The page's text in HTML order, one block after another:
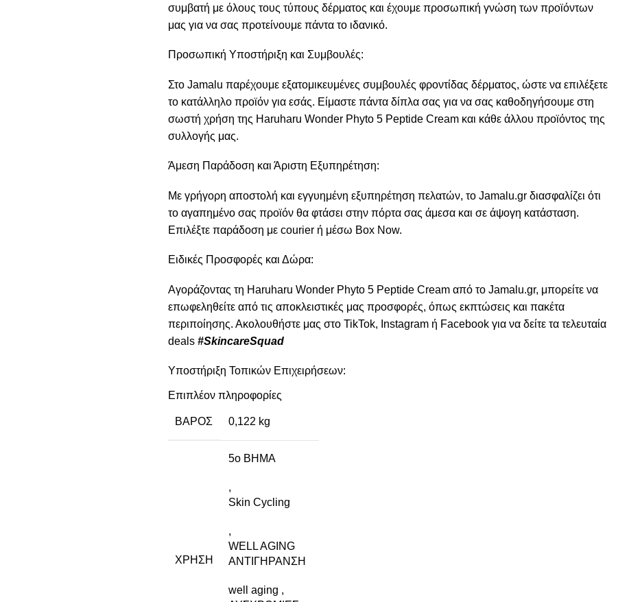
συμβατή με όλους τους τύπους δέρματος και έχουμε προσωπική γνώση των προϊόντων
μας για να σας προτείνουμε πάντα το ιδανικό.
Προσωπική Υποστήριξη και Συμβουλές:
Στο Jamalu παρέχουμε εξατομικευμένες συμβουλές φροντίδας δέρματος, ώστε να επιλέξετε
το κατάλληλο προϊόν για εσάς. Είμαστε πάντα δίπλα σας για να σας καθοδηγήσουμε στη
σωστή χρήση της Haruharu Wonder Phyto 5 Peptide Cream και κάθε άλλου προϊόντος της
συλλογής μας.
Άμεση Παράδοση και Άριστη Εξυπηρέτηση:
Με γρήγορη αποστολή και εγγυημένη εξυπηρέτηση πελατών, το Jamalu.gr διασφαλίζει ότι
το αγαπημένο σας προϊόν θα φτάσει στην πόρτα σας άμεσα και σε άψογη κατάσταση.
Επιλέξτε παράδοση με courier ή μέσω Box Now.
Ειδικές Προσφορές και Δώρα:
Αγοράζοντας τη Haruharu Wonder Phyto 5 Peptide Cream από το Jamalu.gr, μπορείτε να
επωφεληθείτε από τις αποκλειστικές μας προσφορές, όπως εκπτώσεις και πακέτα
περιποίησης. Ακολουθήστε μας στο TikTok, Instagram ή Facebook για να δείτε τα τελευταία
deals #SkincareSquad
Υποστήριξη Τοπικών Επιχειρήσεων:
Επιλέγοντας το Jamalu.gr, στηρίζετε μια ελληνική επιχείρηση που έχει δεσμευτεί να φέρνει
τα καλύτερα προϊόντα περιποίησης δέρματος στο καταναλωτικό κοινό της χώρας 🌿.
λαμπερή και πιο σφριγηλή επιδερμίδα! ✨
Επιπλέον πληροφορίες
ΒΆΡΟΣ 0,122 kg
ΧΡΉΣΗ
5o BHMA
,
Skin Cycling
,
WELL AGING
ΑΝΤΙΓΗΡΑΝΣΗ
well aging ,